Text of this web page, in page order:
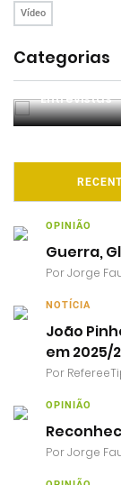
Vídeo
Categorias
Entrevistas
OPINIÃO
Guerra,
PorJorge
NOTÍCIA
João
em 2025/
Por
OPINIÃO
PorJorge